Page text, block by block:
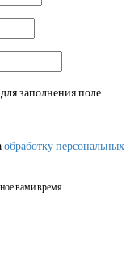
заполнения поле
обработку персональных
вами время